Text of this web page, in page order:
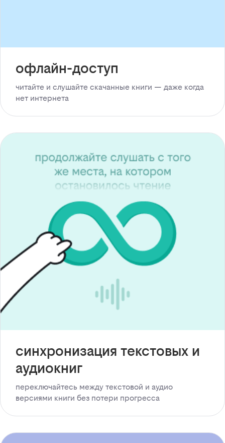
офлайн-доступ
читайте и слушайте скачанные книги — даже когда
нет интернета
синхронизация текстовых и
аудиокниг
переключайтесь между текстовой и аудио
версиями книги без потери прогресса